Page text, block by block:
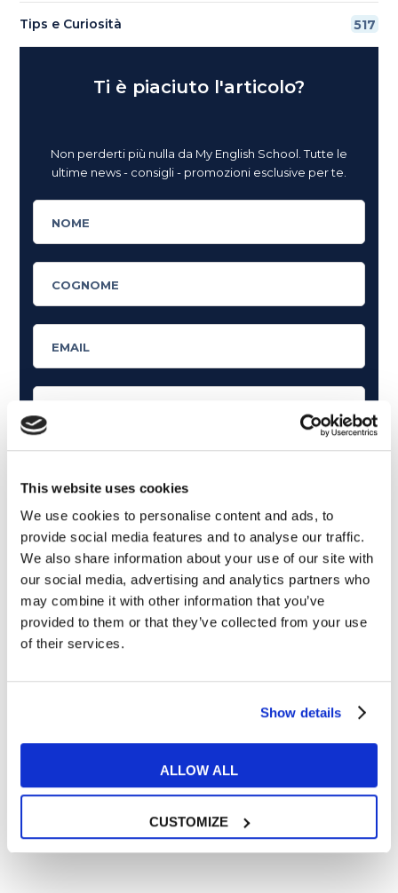
This website uses cookies
We use cookies to personalise content and ads, to
provide social media features and to analyse our traffic.
We also share information about your use of our site with
our social media, advertising and analytics partners who
may combine it with other information that you’ve
provided to them or that they’ve collected from your use
of their services.
Show details
ALLOW ALL
CUSTOMIZE
Tips e Curiosità 517
Ti è piaciuto l'articolo?
Non perderti più nulla da My English School. Tutte le
ultime news - consigli - promozioni esclusive per te.
Cosa ti piace leggere?
Articoli dedicati alla grammatica inglese
Articoli dedicati a inglese nel mondo del lavoro
Articoli con tips e new sulla lingua inglese
Articoli divertenti su film e musica
In quanto di età superiore ai 16 anni, dichiaro di acconsentire
all’informativa privacy.
Desidero ricevere comunicazioni commerciali e promozionali
RICHIEDI INFORMAZIONI